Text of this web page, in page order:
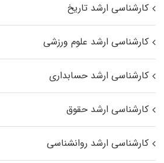
کارشناسی ارشد تاریخ
کارشناسی ارشد علوم ورزشی
کارشناسی ارشد حسابداری
کارشناسی ارشد حقوق
کارشناسی ارشد روانشناسی